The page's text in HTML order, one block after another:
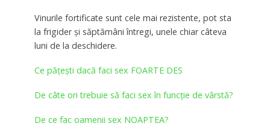
Vinurile fortificate sunt cele mai rezistente, pot sta
la frigider şi săptămâni întregi, unele chiar câteva
luni de la deschidere.
Ce pățești dacă faci sex FOARTE DES
De câte ori trebuie să faci sex în funcție de vârstă?
De ce fac oamenii sex NOAPTEA?